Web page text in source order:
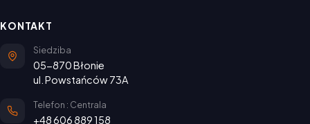
KONTAKT
Siedziba
05-870 Błonie
ul. Powstańców 73A
Telefon : Centrala
+48 606 889 158